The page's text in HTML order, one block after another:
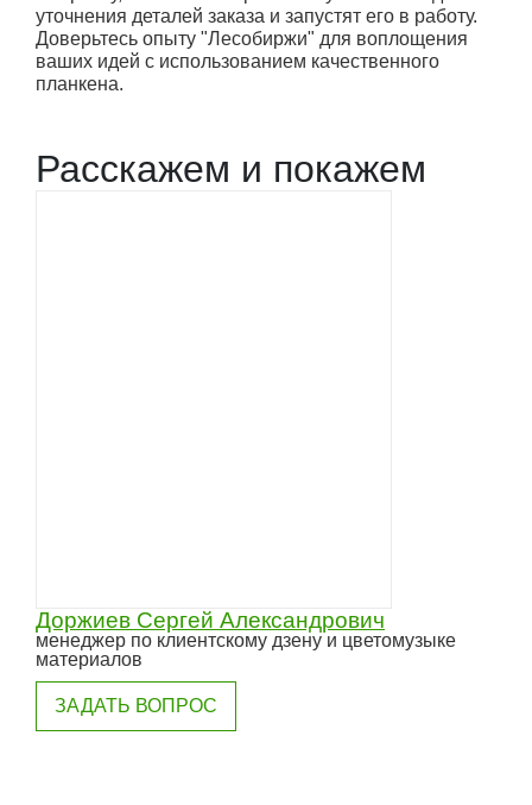
уточнения деталей заказа и запустят его в работу.
Доверьтесь опыту "Лесобиржи" для воплощения
ваших идей с использованием качественного
планкена.
Расскажем и покажем
Доржиев Сергей Александрович
менеджер по клиентскому дзену и цветомузыке
материалов
ЗАДАТЬ ВОПРОС